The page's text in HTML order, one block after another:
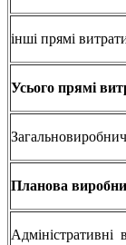
інші прямі
Усього прямі
Планова
Адміністративні